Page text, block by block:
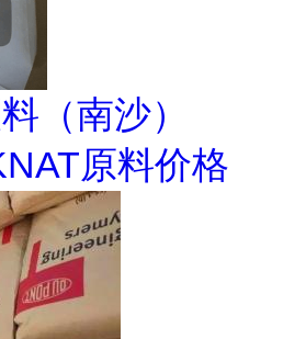
（南沙）
原料价格